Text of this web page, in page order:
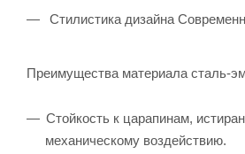
Стилистика дизайна
Преимущества материала сталь-
Стойкость к царапинам,
механическому воздействию.